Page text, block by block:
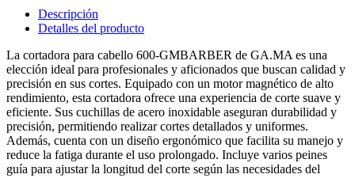
Descripción
Detalles del producto
La cortadora para cabello 600-GMBARBER de GA.MA es una
elección ideal para profesionales y aficionados que buscan calidad y
precisión en sus cortes. Equipado con un motor magnético de alto
rendimiento, esta cortadora ofrece una experiencia de corte suave y
eficiente. Sus cuchillas de acero inoxidable aseguran durabilidad y
precisión, permitiendo realizar cortes detallados y uniformes.
Además, cuenta con un diseño ergonómico que facilita su manejo y
reduce la fatiga durante el uso prolongado. Incluye varios peines
guía para ajustar la longitud del corte según las necesidades del